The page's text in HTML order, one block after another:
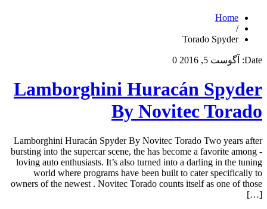
Home
/
Torado Spyder
Date: آگوست 5, 2016 0
Lamborghini Huracán Spyder
By Novitec Torado
Lamborghini Huracán Spyder By Novitec Torado Two years after
bursting into the supercar scene, the has become a favorite among -
loving auto enthusiasts. It’s also turned into a darling in the tuning
world where programs have been built to cater specifically to
owners of the newest . Novitec Torado counts itself as one of those
[…]